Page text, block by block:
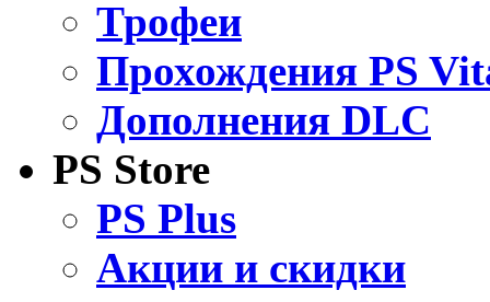
Трофеи
Прохождения PS
Дополнения DLC
PS Store
PS Plus
Акции и скидки